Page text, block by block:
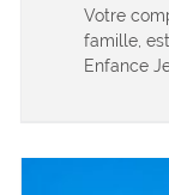
Votre
famille,
Enfance